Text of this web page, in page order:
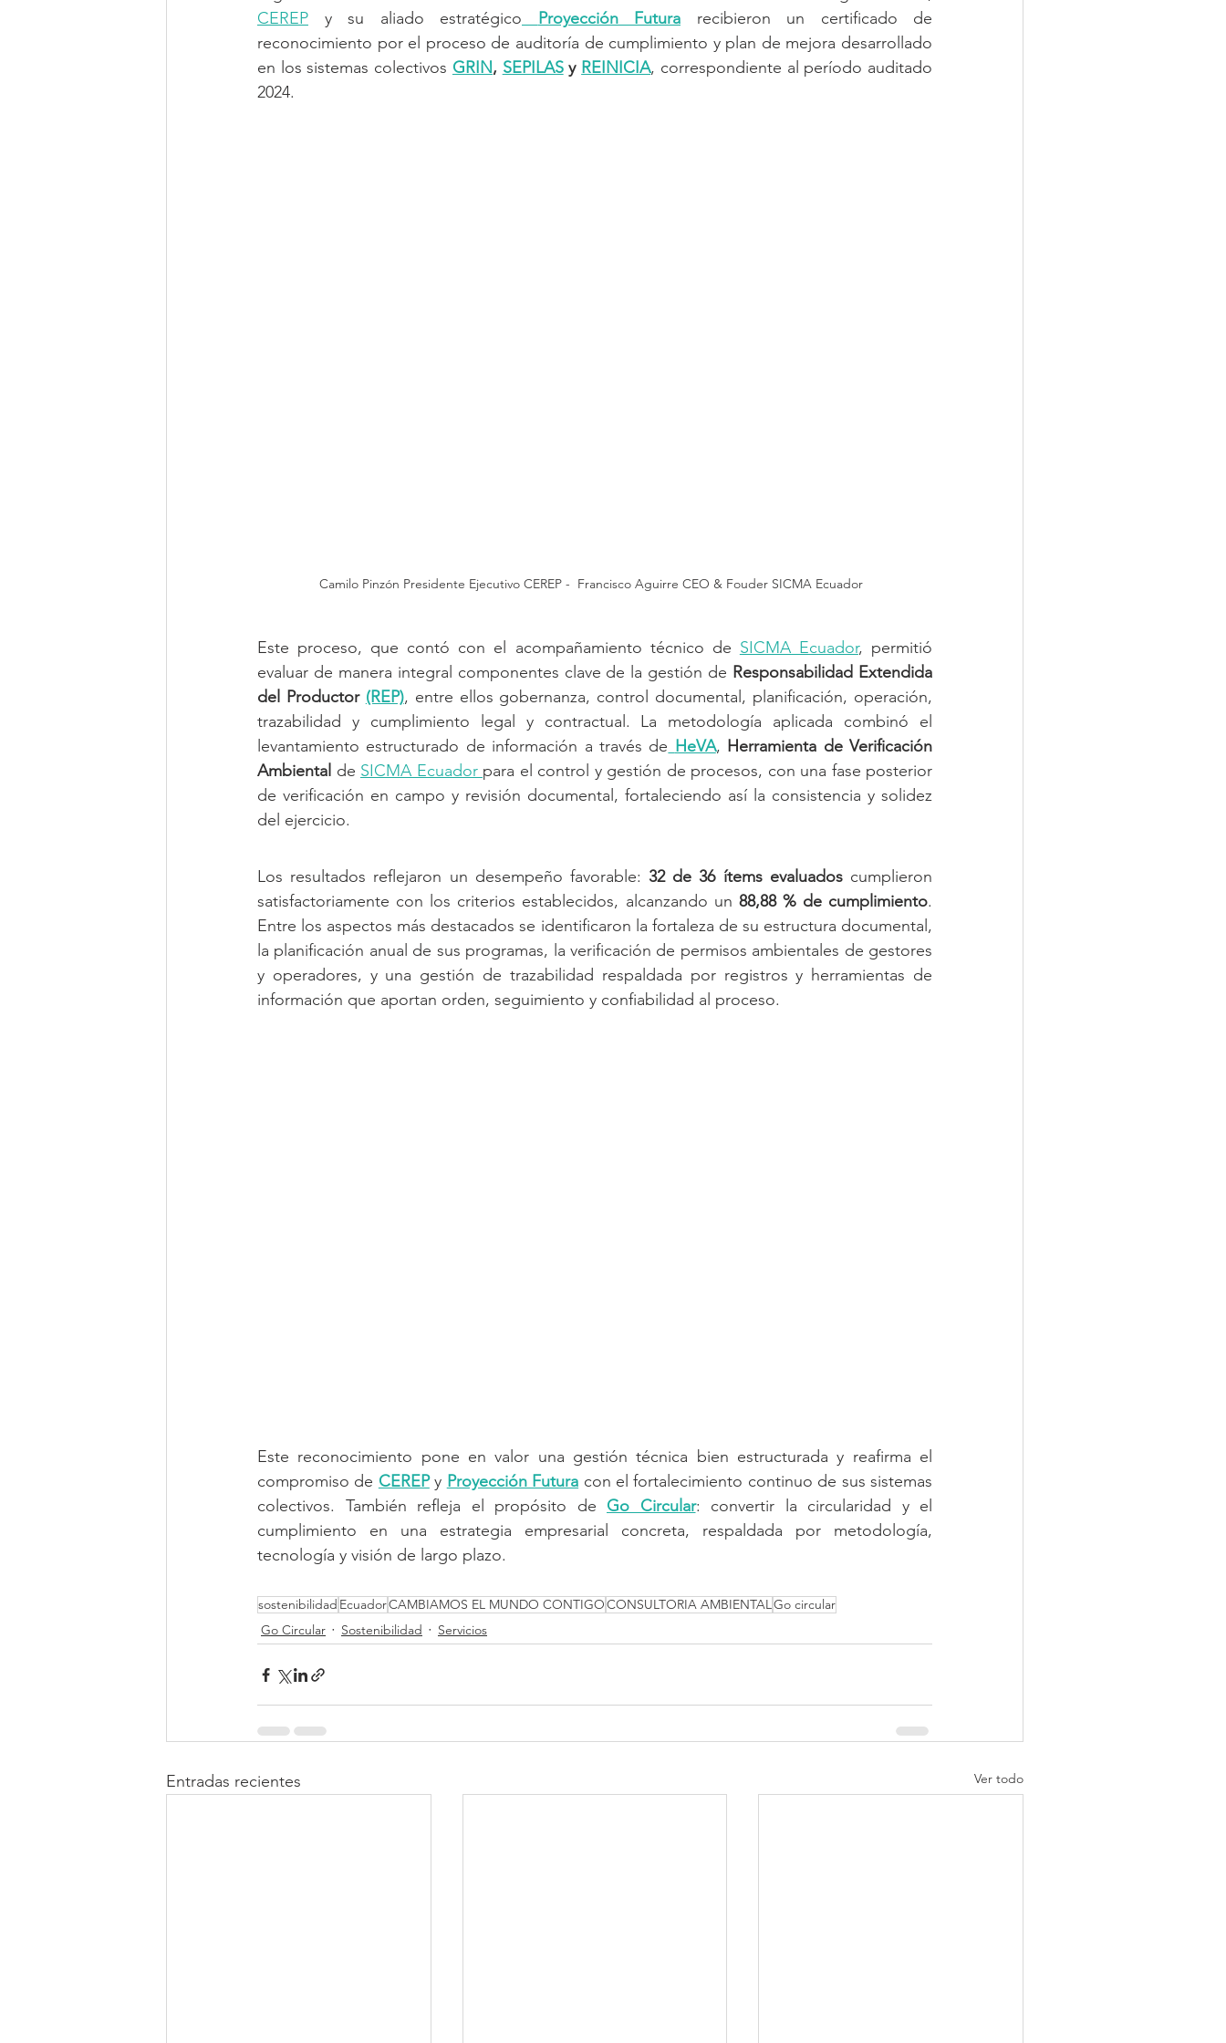
CEREP y su aliado estratégico Proyección Futura recibieron un certificado de
reconocimiento por el proceso de auditoría de cumplimiento y plan de mejora desarrollado
en los sistemas colectivos GRIN, SEPILAS y REINICIA, correspondiente al período auditado
2024.
Camilo Pinzón Presidente Ejecutivo CEREP -  Francisco Aguirre CEO & Fouder SICMA Ecuador
Este proceso, que contó con el acompañamiento técnico de SICMA Ecuador, permitió
evaluar de manera integral componentes clave de la gestión de Responsabilidad Extendida
del Productor (REP), entre ellos gobernanza, control documental, planificación, operación,
trazabilidad y cumplimiento legal y contractual. La metodología aplicada combinó el
levantamiento estructurado de información a través de HeVA, Herramienta de Verificación
Ambiental de SICMA Ecuador para el control y gestión de procesos, con una fase posterior
de verificación en campo y revisión documental, fortaleciendo así la consistencia y solidez
del ejercicio.
Los resultados reflejaron un desempeño favorable: 32 de 36 ítems evaluados cumplieron
satisfactoriamente con los criterios establecidos, alcanzando un 88,88 % de cumplimiento.
Entre los aspectos más destacados se identificaron la fortaleza de su estructura documental,
la planificación anual de sus programas, la verificación de permisos ambientales de gestores
y operadores, y una gestión de trazabilidad respaldada por registros y herramientas de
información que aportan orden, seguimiento y confiabilidad al proceso.
Este reconocimiento pone en valor una gestión técnica bien estructurada y reafirma el
compromiso de CEREP y Proyección Futura con el fortalecimiento continuo de sus sistemas
colectivos. También refleja el propósito de Go Circular: convertir la circularidad y el
cumplimiento en una estrategia empresarial concreta, respaldada por metodología,
tecnología y visión de largo plazo.
sostenibilidad EcuadorCAMBIAMOS EL MUNDO CONTIGOCONSULTORIA AMBIENTALGo circular
Go Circular
Sostenibilidad Servicios
Entradas recientes Ver todo